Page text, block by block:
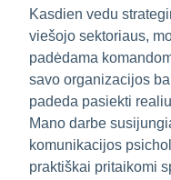
Kasdien vedu
viešojo sektoriaus,
padėdama
savo organizacijos
padeda pasiekti
Mano darbe
komunikacijos
praktiškai pritaikomi